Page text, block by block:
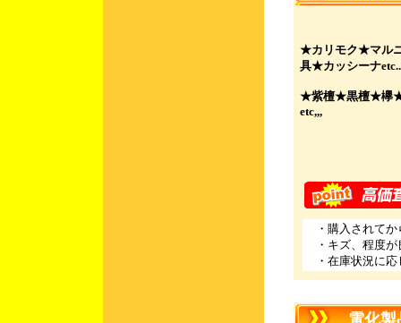
★カリモク★マル
具★カッシーナ
★紫檀★黒檀★欅★
etc,,,
・購入されてか
・キズ、程度が
・在庫状況に応
電化製品